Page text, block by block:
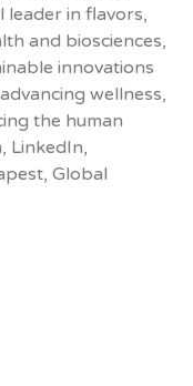
leader in flavors,
and biosciences,
innovations
wellness,
the human
LinkedIn,
Global